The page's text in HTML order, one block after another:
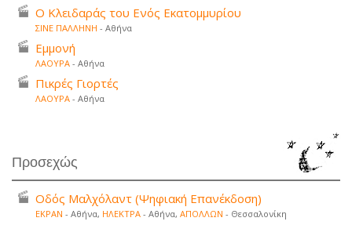
Ο Κλειδαράς του Ενός Εκατομμυρίου
ΣΙΝΕ ΠΑΛΛΗΝΗ - Αθήνα
Εμμονή
ΛΑΟΥΡΑ - Αθήνα
Πικρές Γιορτές
ΛΑΟΥΡΑ - Αθήνα
Προσεχώς
Οδός Μαλχόλαντ (Ψηφιακή Επανέκδοση)
ΕΚΡΑΝ - Αθήνα, ΗΛΕΚΤΡΑ - Αθήνα, ΑΠΟΛΛΩΝ - Θεσσαλονίκη